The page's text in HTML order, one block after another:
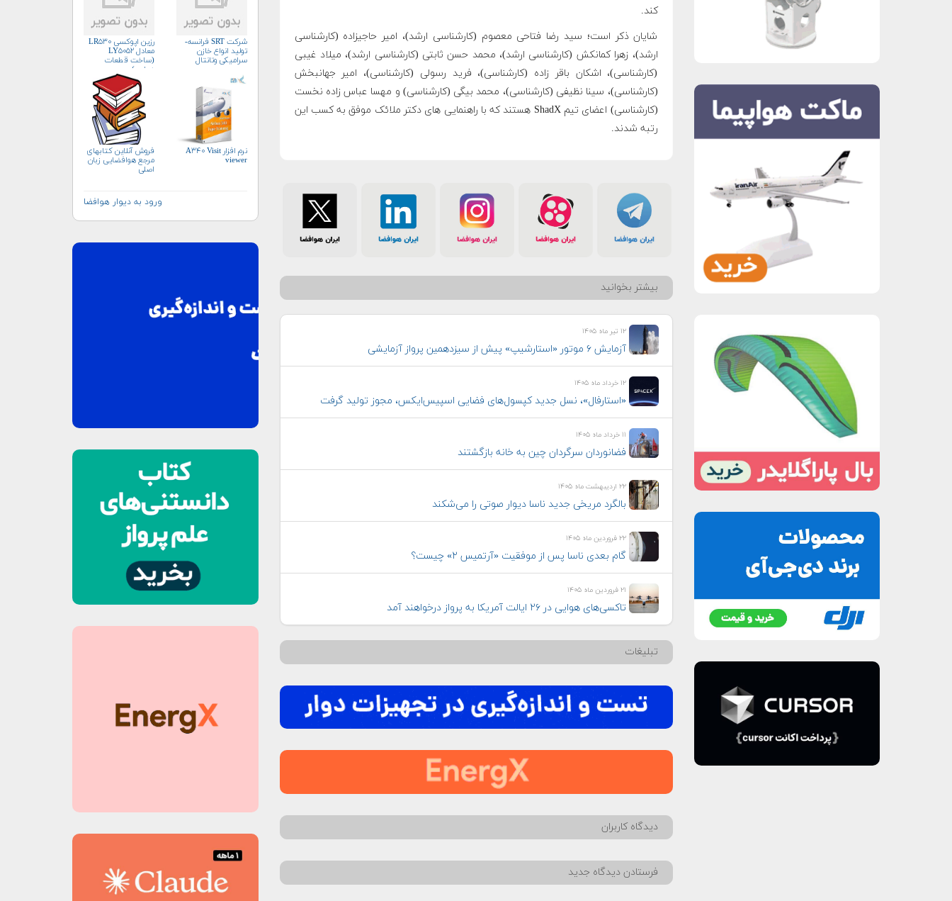
کند.
شایان ذکر است؛ سید رضا فتاحی معصوم (کارشناسی ارشد)، امیر حاجیزاده (کارشناسی
ارشد)، زهرا کمانکش (کارشناسی ارشد)، محمد حسن ثابتی (کارشناسی ارشد)، میلاد غیبی
(کارشناسی)، اشکان باقر زاده (کارشناسی)، فرید رسولی (کارشناسی)، امیر جهانبخش
(کارشناسی)، سینا نظیفی (کارشناسی)، محمد بیگی (کارشناسی) و مهسا عباس زاده نخست
(کارشناسی) اعضای تیم ShadX هستند که با راهنمایی های دکتر ملائک موفق به کسب این
رتبه شدند.
بیشتر بخوانید
۱۲ تیر ماه ۱۴۰۵
آزمایش ۶ موتور «استارشیپ» پیش از سیزدهمین پرواز آزمایشی
۱۲ خرداد ماه ۱۴۰۵
«استارفال»، نسل جدید کپسول‌های فضایی اسپیس‌ایکس، مجوز تولید گرفت
۱۱ خرداد ماه ۱۴۰۵
فضانوردان سرگردان چین به خانه بازگشتند
۲۲ اردیبهشت ماه ۱۴۰۵
بالگرد مریخی جدید ناسا دیوار صوتی را می‌شکند
۲۲ فروردین ماه ۱۴۰۵
گام بعدی ناسا پس از موفقیت «آرتمیس ۲» چیست؟
۲۱ فروردین ماه ۱۴۰۵
تاکسی‌های هوایی در ۲۶ ایالت آمریکا به پرواز درخواهند آمد
تبلیغات
دیدگاه کاربران
فرستادن دیدگاه جدید
شرکت SRT فرانسه-
تولید انواع خازن
سرامیکی وتانتال
رزین اپوکسی LR۵۳۰
معادل LY۵۰۵۲
(ساخت قطعات
هوایی)
نرم افزار A۳۴۰ Visit
viewer
فروش آنلاین کتابهای
مرجع هوافضایی زبان
اصلی
ورود به دیوار هوافضا